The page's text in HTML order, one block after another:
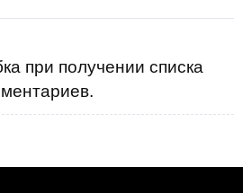
при получении списка